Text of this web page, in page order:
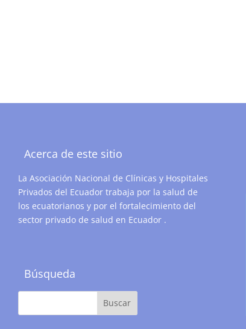
Acerca de este sitio
La Asociación Nacional de Clínicas y Hospitales
Privados del Ecuador trabaja por la salud de
los ecuatorianos y por el fortalecimiento del
sector privado de salud en Ecuador .
Búsqueda